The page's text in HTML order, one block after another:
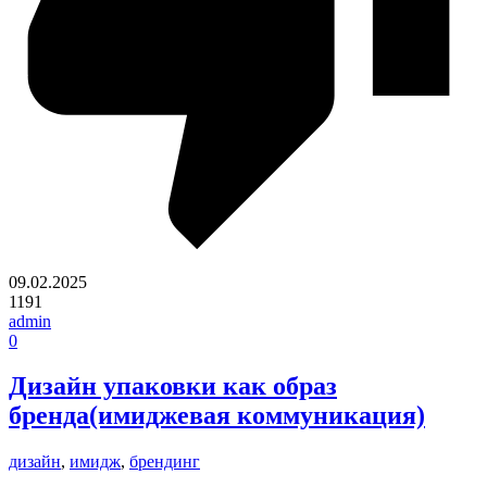
09.02.2025
1191
admin
0
Дизайн упаковки как образ
бренда(имиджевая коммуникация)
дизайн, имидж, брендинг